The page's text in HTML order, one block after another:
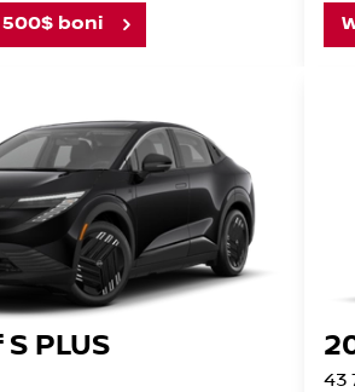
boni
PLUS
43